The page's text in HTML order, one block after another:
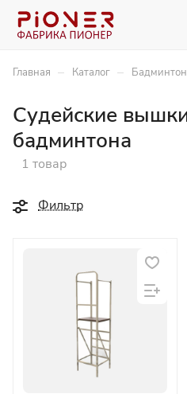
Главная – Каталог – Бадминтон
Судейские
бадминтона
1 товар
Фильтр